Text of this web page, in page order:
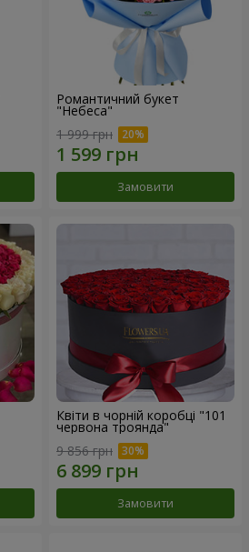
Романтичний букет
"Небеса"
1 999 грн
Замовити
Квіти в чорній коробці "101
червона троянда"
9 856 грн
Замовити